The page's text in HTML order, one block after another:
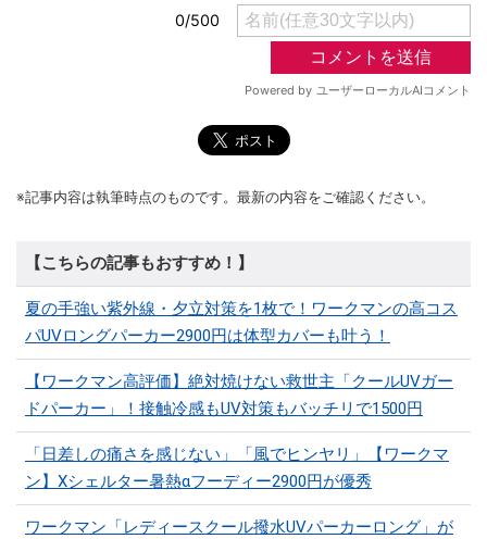
※記事内容は執筆時点のものです。最新の内容をご確認ください。
【こちらの記事もおすすめ！】
夏の手強い紫外線・夕立対策を1枚で！ワークマンの高コス
パUVロングパーカー2900円は体型カバーも叶う！
【ワークマン高評価】絶対焼けない救世主「クールUVガー
ドパーカー」！接触冷感もUV対策もバッチリで1500円
「日差しの痛さを感じない」「風でヒンヤリ」【ワークマ
ン】Xシェルター暑熱αフーディー2900円が優秀
ワークマン「レディースクール撥水UVパーカーロング」が